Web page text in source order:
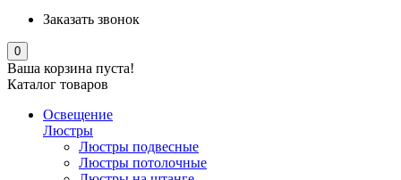
Заказать звонок
0
Ваша корзина пуста!
Каталог товаров
Освещение
Люстры
Люстры подвесные
Люстры потолочные